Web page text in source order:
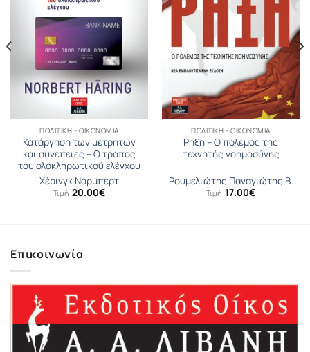
ΠΟΛΙΤΙΚΉ - ΟΙΚΟΝΟΜΊΑ
Κατάργηση των μετρητών
και συνέπειες – Ο τρόπος
του ολοκληρωτικού ελέγχου
Χέρινγκ Νόρμπερτ
Τιμή: 20.00€
ΠΟΛΙΤΙΚΉ - ΟΙΚΟΝΟΜΊΑ
Ρήξη – Ο πόλεμος της
τεχνητής νοημοσύνης
Ρουμελιώτης Παναγιώτης Β.
Τιμή: 17.00€
Επικοινωνία